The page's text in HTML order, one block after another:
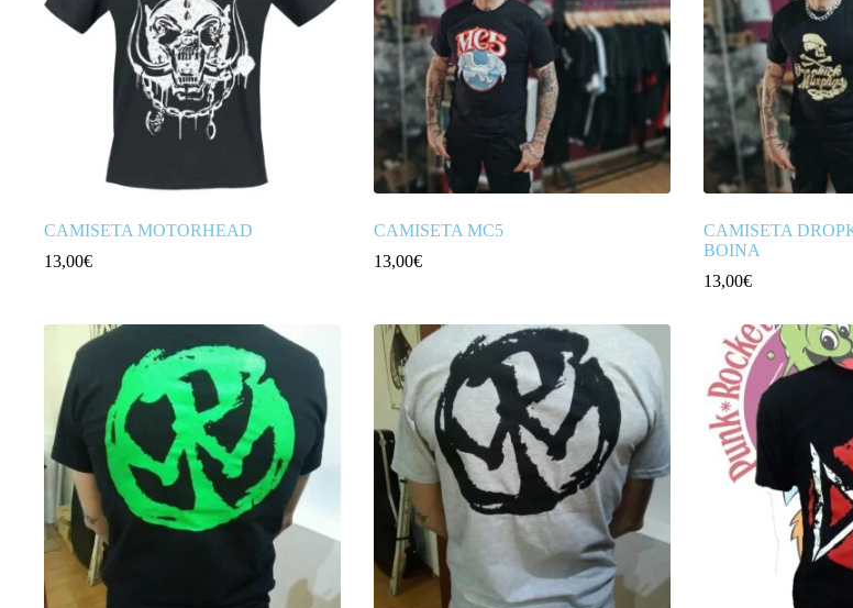
CAMISETA MOTORHEAD
13,00€
CAMISETA MC5
13,00€
CAMISETA
BOINA
13,00€